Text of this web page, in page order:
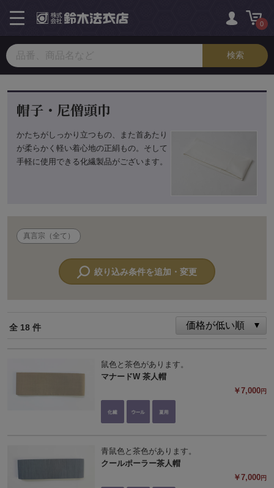
0
toggle
navigation
帽子・尼僧頭巾
かたちがしっかり立つもの、また首あたり
が柔らかく軽い着心地の正絹もの。そして
手軽に使用できる化繊製品がございます。
真言宗（全て）
絞り込み条件を追加・変更
全 18 件
鼠色と茶色があります。
マナードW 茶人帽
￥7,000円
青鼠色と茶色があります。
クールポーラー茶人帽
￥7,000円